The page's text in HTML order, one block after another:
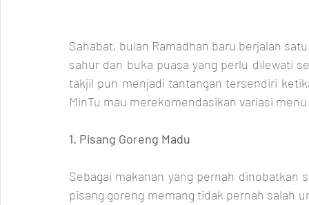
Sahabat, bulan Ramadhan baru berjalan
sahur dan buka puasa yang perlu dilewati
takjil pun menjadi tantangan tersendiri
MinTu mau merekomendasikan variasi
1. Pisang Goreng Madu
Sebagai makanan yang pernah dinobatkan
pisang goreng memang tidak pernah salah